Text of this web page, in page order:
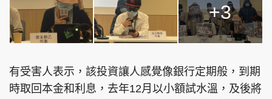
+3
有受害人表示，該投資讓人感覺像銀行定期般，到期
時取回本金和利息，去年12月以小額試水溫，及後將